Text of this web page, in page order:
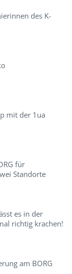
des K-
mit der 1ua
für
Standorte
es in der
richtig krachen!
am BORG